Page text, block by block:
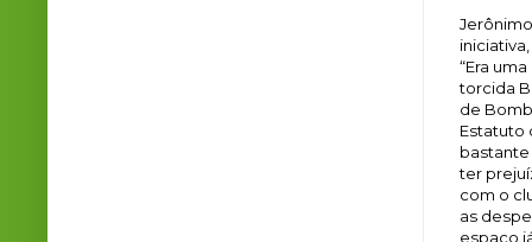
“Era
torcida
de
Estatuto
bastante
ter
com o
as
espaço